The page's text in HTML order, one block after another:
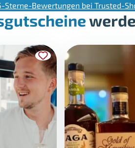
Sterne-Bewertungen bei Trusted-